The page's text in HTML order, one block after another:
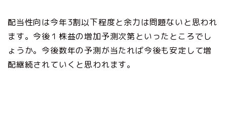
配当性向は今年3割以下程度と余力は問題ないと思われ
ます。今後１株益の増加予測次第といったところでし
ょうか。今後数年の予測が当たれば今後も安定して増
配継続されていくと思われます。